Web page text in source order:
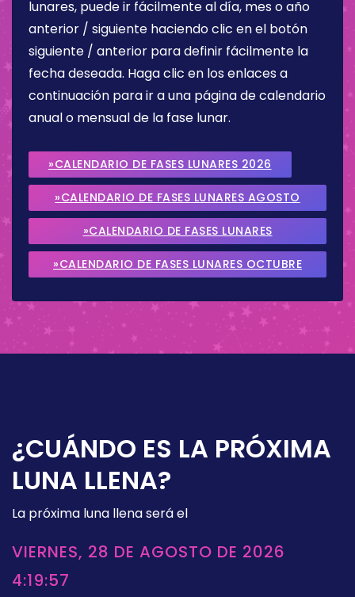
lunares, puede ir fácilmente al día, mes o año
anterior / siguiente haciendo clic en el botón
siguiente / anterior para definir fácilmente la
fecha deseada. Haga clic en los enlaces a
continuación para ir a una página de calendario
anual o mensual de la fase lunar.
»CALENDARIO DE FASES LUNARES 2026
»CALENDARIO DE FASES LUNARES AGOSTO
2026
»CALENDARIO DE FASES LUNARES
SEPTIEMBRE 2026
»CALENDARIO DE FASES LUNARES OCTUBRE
¿CUÁNDO ES LA PRÓXIMA
LUNA LLENA?
La próxima luna llena será el
VIERNES, 28 DE AGOSTO DE 2026
4:19:57